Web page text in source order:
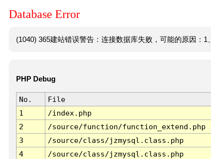
Database Error
(1040) 365建站错误警告：连接数据库失败，可能的原因：1
PHP Debug
No. File
1
/index.php
2
/source/function/function_extend.php
3
/source/class/jzmysql.class.php
4
/source/class/jzmysql.class.php